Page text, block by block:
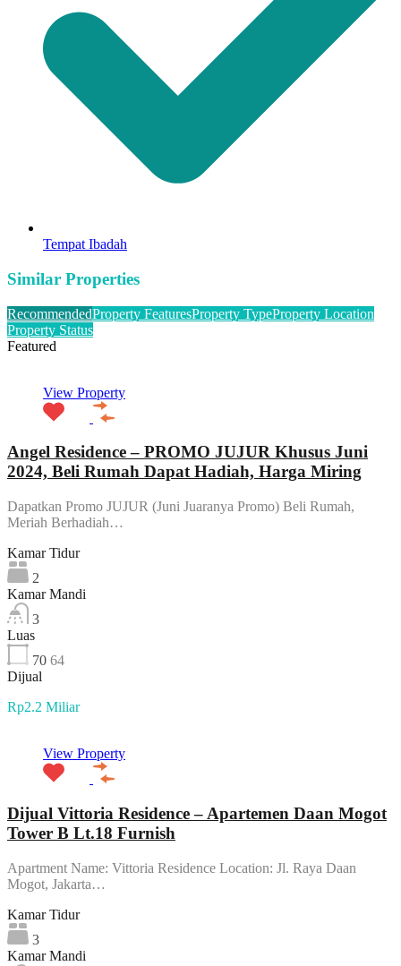
Tempat Ibadah
Similar Properties
RecommendedProperty FeaturesProperty TypeProperty Location
Property Status
Featured
View Property
Angel Residence – PROMO JUJUR Khusus Juni
2024, Beli Rumah Dapat Hadiah, Harga Miring
Dapatkan Promo JUJUR (Juni Juaranya Promo) Beli Rumah,
Meriah Berhadiah…
Kamar Tidur
2
Kamar Mandi
3
Luas
70 64
Dijual
Rp2.2 Miliar
View Property
Dijual Vittoria Residence – Apartemen Daan Mogot
Tower B Lt.18 Furnish
Apartment Name: Vittoria Residence Location: Jl. Raya Daan
Mogot, Jakarta…
Kamar Tidur
3
Kamar Mandi